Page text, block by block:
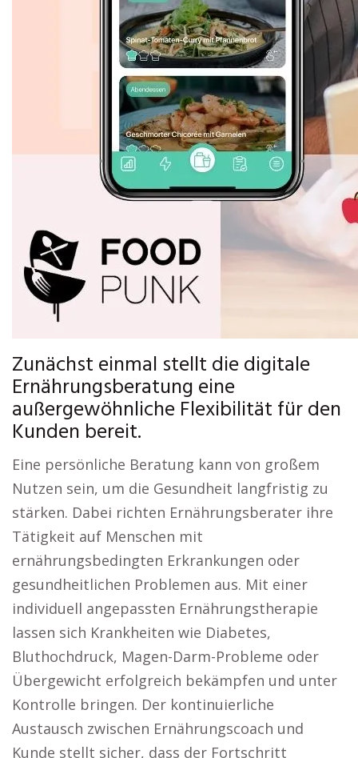
Zunächst einmal stellt die digitale
Ernährungsberatung eine
außergewöhnliche Flexibilität für den
Kunden bereit.
Eine persönliche Beratung kann von großem
Nutzen sein, um die Gesundheit langfristig zu
stärken. Dabei richten Ernährungsberater ihre
Tätigkeit auf Menschen mit
ernährungsbedingten Erkrankungen oder
gesundheitlichen Problemen aus. Mit einer
individuell angepassten Ernährungstherapie
lassen sich Krankheiten wie Diabetes,
Bluthochdruck, Magen-Darm-Probleme oder
Übergewicht erfolgreich bekämpfen und unter
Kontrolle bringen. Der kontinuierliche
Austausch zwischen Ernährungscoach und
Kunde stellt sicher, dass der Fortschritt